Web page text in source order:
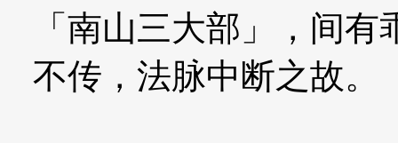
「南山三大部」，间
不传，法脉中断之故。